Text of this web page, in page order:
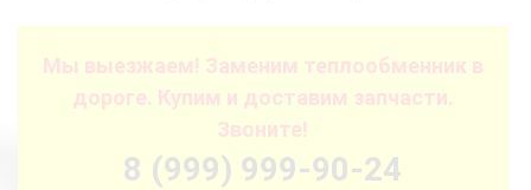
Мы выезжаем! Заменим теплообменник в
дороге. Купим и доставим запчасти.
Звоните!
8 (999) 999-90-24